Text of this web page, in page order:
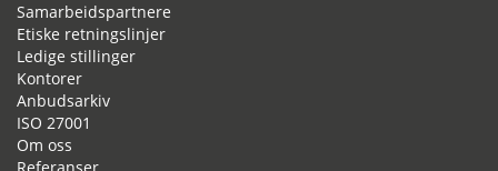
Samarbeidspartnere
Etiske retningslinjer
Ledige stillinger
Kontorer
Anbudsarkiv
ISO 27001
Om oss